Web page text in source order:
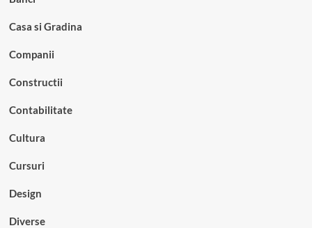
Casa si Gradina
Companii
Constructii
Contabilitate
Cultura
Cursuri
Design
Diverse